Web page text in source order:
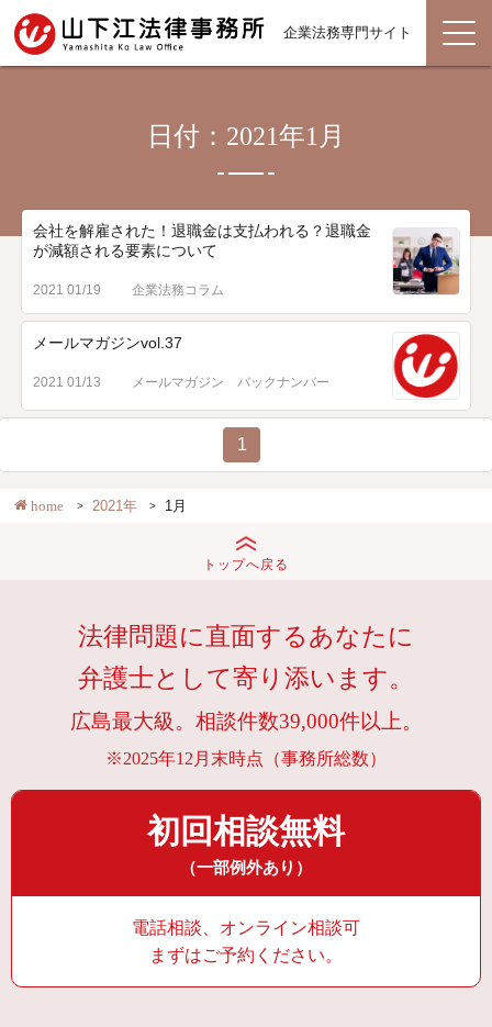
企業法務専門サイト
日付：2021年1月
会社を解雇された！退職金は支払われる？退職金
が減額される要素について
2021 01/19 企業法務コラム
メールマガジンvol.37
2021 01/13 メールマガジン バックナンバー
1
home 2021年 1月
トップへ戻る
法律問題に直面するあなたに
弁護士として寄り添います。
広島最大級。相談件数39,000件以上。
※2025年12月末時点（事務所総数）
初回相談無料
（一部例外あり）
電話相談、オンライン相談可
まずはご予約ください。